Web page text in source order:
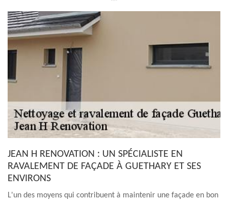
JEAN H RENOVATION : UN SPÉCIALISTE EN
RAVALEMENT DE FAÇADE À GUETHARY ET SES
ENVIRONS
L'un des moyens qui contribuent à maintenir une façade en bon